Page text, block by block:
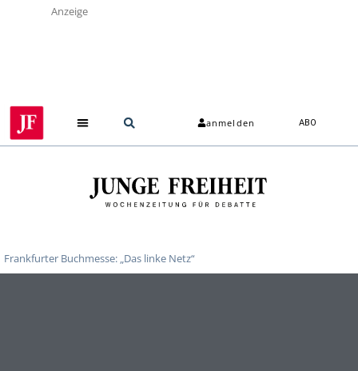
Anzeige
anmelden ABO
Frankfurter Buchmesse: „Das linke Netz“